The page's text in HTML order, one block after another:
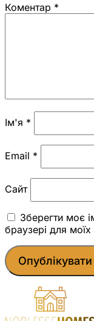
Коментар *
Ім'я *
Email *
Сайт
Зберегти моє
браузері для